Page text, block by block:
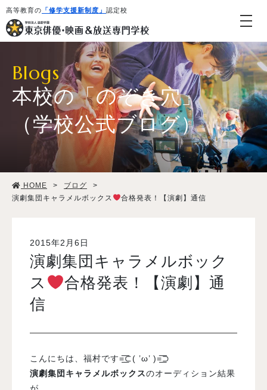
高等教育の 「修学支援新制度」 認定校
学校紹介・教育システム
専攻・コース紹介
就職・デビュー
入試案内
オープンキャンパス
Blogs
本校の「のぞき穴」
（学校公式ブログ）
HOME > ブログ
>
演劇集団キャラメルボックス
合格発表！【演劇】通信
2015年2月6日
演劇集団キャラメルボック
ス
合格発表！【演劇】通
信
こんにちは、福村です=͟͟͞͞⊂( ’ω’ )=͟͟͞͞⊃
演劇集団キャラメルボックスのオーディション結果